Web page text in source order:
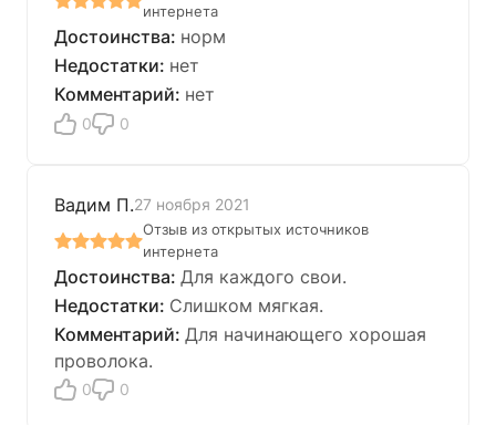
интернета
норм
нет
нет
0 0
Вадим П.27 ноября 2021
Отзыв из открытых источников
интернета
Для каждого свои.
Слишком мягкая.
Для начинающего хорошая
проволока.
0 0